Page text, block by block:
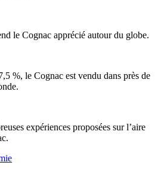
le Cognac apprécié autour du globe.
%, le Cognac est vendu dans près de
expériences proposées sur l’aire